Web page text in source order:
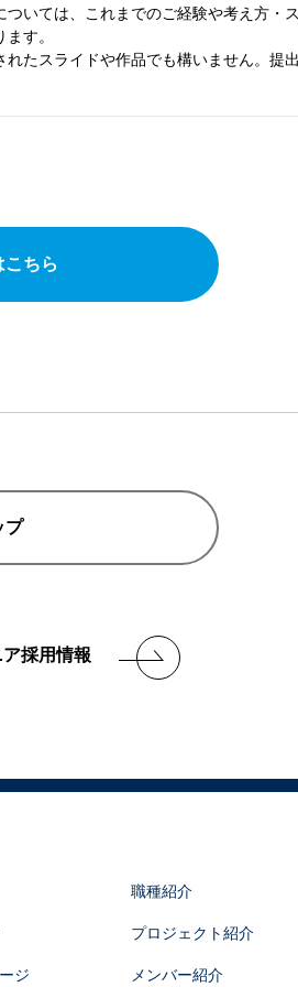
いては、これまでのご経験や考え方・
す。
たスライドや作品でも構いません。提
ちら
プ
ア採用情報
ジ
職種紹介
プロジェクト紹介
メンバー紹介